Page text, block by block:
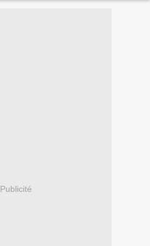
Publicité